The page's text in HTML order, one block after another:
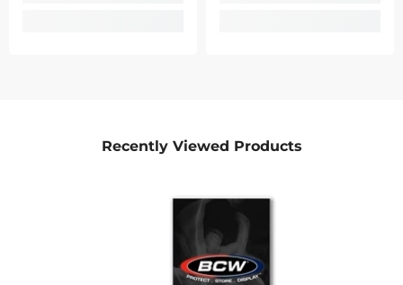
Recently Viewed Products